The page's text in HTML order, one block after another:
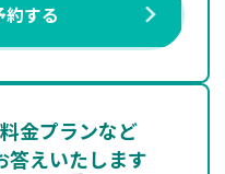
する
金プランなど
答えいたします